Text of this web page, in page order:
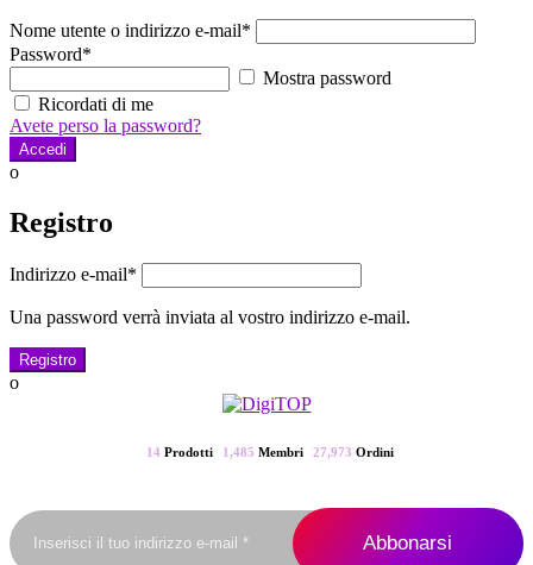
Nome utente o indirizzo e-mail*
Password*
Mostra password
Ricordati di me
Avete perso la password?
Accedi
o
Registro
Indirizzo e-mail*
Una password verrà inviata al vostro indirizzo e-mail.
Registro
o
14 Prodotti 1,485 Membri 27,973 Ordini